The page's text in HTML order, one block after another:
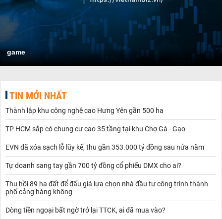
game
TIN MỚI NHẤT
Thành lập khu công nghệ cao Hưng Yên gần 500 ha
TP HCM sắp có chung cư cao 35 tầng tại khu Chợ Gà - Gạo
EVN đã xóa sạch lỗ lũy kế, thu gần 353.000 tỷ đồng sau nửa năm
Tự doanh sang tay gần 700 tỷ đồng cổ phiếu DMX cho ai?
Thu hồi 89 ha đất để đấu giá lựa chọn nhà đầu tư công trình thành
phố cảng hàng không
Dòng tiền ngoại bất ngờ trở lại TTCK, ai đã mua vào?